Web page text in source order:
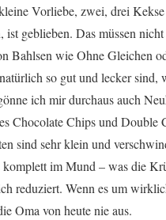
Vorliebe, zwei, drei
ist geblieben. Das müssen
Bahlsen wie Ohne Gleichen
so gut und lecker sind,
ich mir durchaus auch
Chocolate Chips und Double
sind sehr klein und
komplett im Mund – was die
reduziert. Wenn es um
Oma von heute nie aus.